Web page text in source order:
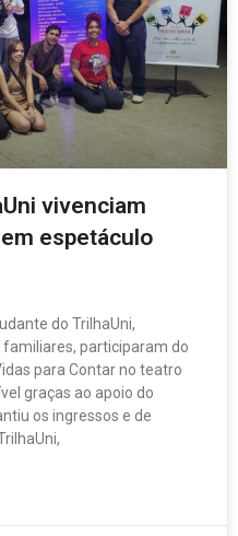
vivenciam
espetáculo
do TrilhaUni,
participaram do
para Contar no teatro
graças ao apoio do
os ingressos e de